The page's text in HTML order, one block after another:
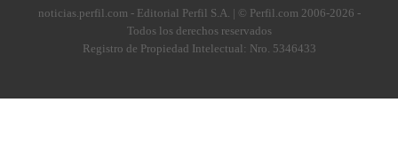
noticias.perfil.com - Editorial Perfil S.A. | © Perfil.com 2006-2026 -
Todos los derechos reservados
Registro de Propiedad Intelectual: Nro. 5346433